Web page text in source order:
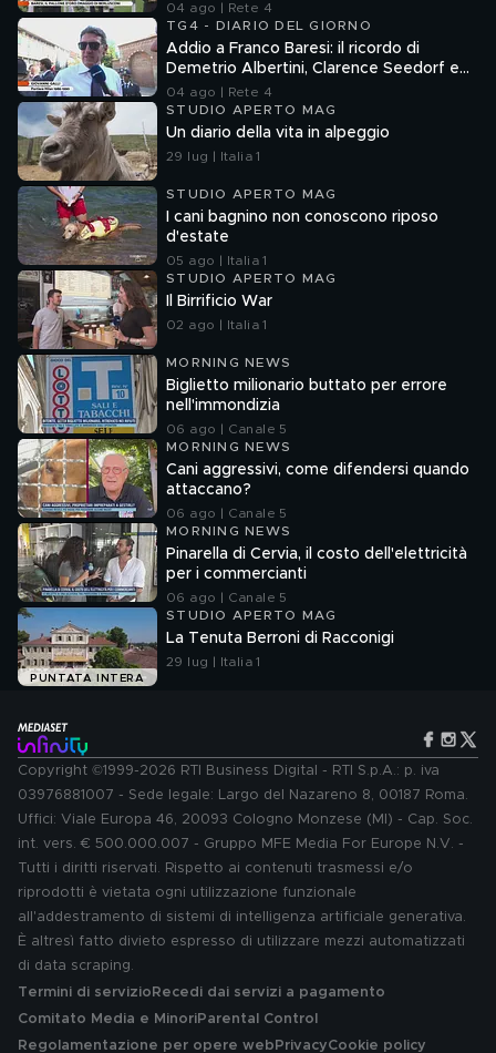
04 ago | Rete 4
TG4 - DIARIO DEL GIORNO
Addio a Franco Baresi: il ricordo di
Demetrio Albertini, Clarence Seedorf e
Giovanni Galli
04 ago | Rete 4
STUDIO APERTO MAG
Un diario della vita in alpeggio
29 lug | Italia 1
STUDIO APERTO MAG
I cani bagnino non conoscono riposo
d'estate
05 ago | Italia 1
STUDIO APERTO MAG
Il Birrificio War
02 ago | Italia 1
MORNING NEWS
Biglietto milionario buttato per errore
nell'immondizia
06 ago | Canale 5
MORNING NEWS
Cani aggressivi, come difendersi quando
attaccano?
06 ago | Canale 5
MORNING NEWS
Pinarella di Cervia, il costo dell'elettricità
per i commercianti
06 ago | Canale 5
PUNTATA INTERA
STUDIO APERTO MAG
La Tenuta Berroni di Racconigi
29 lug | Italia 1
Copyright ©1999-2026 RTI Business Digital - RTI S.p.A.: p. iva
03976881007 - Sede legale: Largo del Nazareno 8, 00187 Roma.
Uffici: Viale Europa 46, 20093 Cologno Monzese (MI) - Cap. Soc.
int. vers. € 500.000.007 - Gruppo MFE Media For Europe N.V. -
Tutti i diritti riservati. Rispetto ai contenuti trasmessi e/o
riprodotti è vietata ogni utilizzazione funzionale
all'addestramento di sistemi di intelligenza artificiale generativa.
È altresì fatto divieto espresso di utilizzare mezzi automatizzati
di data scraping.
Termini di servizio Recedi dai servizi a pagamento
Comitato Media e MinoriParental Control
Regolamentazione per opere web PrivacyCookie policy